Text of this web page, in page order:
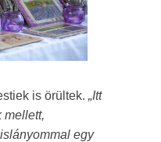
is örültek. „Itt
mellett,
egy